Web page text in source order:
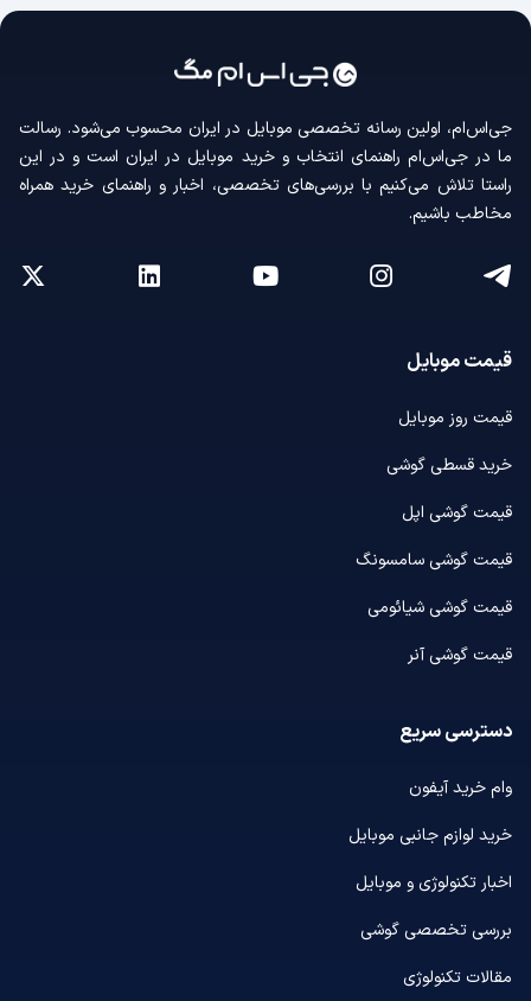
جی‌اس‌ام، اولین رسانه‌ تخصصی موبایل در ایران محسوب می‌شود. رسالت
ما در جی‌اس‌ام راهنمای انتخاب و خرید موبایل در ایران است و در این
راستا تلاش می‌کنیم با بررسی‌های تخصصی، اخبار و راهنمای خرید همراه
مخاطب باشیم.
قیمت موبایل
قیمت روز موبایل
خرید قسطی گوشی
قیمت گوشی اپل
قیمت گوشی سامسونگ
قیمت گوشی شیائومی
قیمت گوشی آنر
دسترسی سریع
وام خرید آیفون
خرید لوازم جانبی موبایل
اخبار تکنولوژی و موبایل
بررسی تخصصی گوشی
مقالات تکنولوژی